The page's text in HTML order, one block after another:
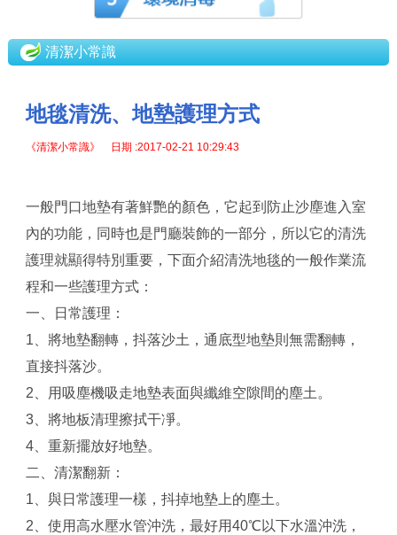
清潔小常識
地毯清洗、地墊護理方式
《清潔小常識》 日期 :2017-02-21 10:29:43
一般門口地墊有著鮮艷的顏色，它起到防止沙塵進入室
內的功能，同時也是門廳裝飾的一部分，所以它的清洗
護理就顯得特別重要，下面介紹清洗地毯的一般作業流
程和一些護理方式：
一、日常護理：
1、將地墊翻轉，抖落沙土，通底型地墊則無需翻轉，
直接抖落沙。
2、用吸塵機吸走地墊表面與纖維空隙間的塵土。
3、將地板清理擦拭干凈。
4、重新擺放好地墊。
二、清潔翻新：
1、與日常護理一樣，抖掉地墊上的塵土。
2、使用高水壓水管沖洗，最好用40℃以下水溫沖洗，